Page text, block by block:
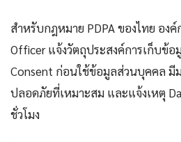
สำหรับกฎหมาย PDPA ของไทย อง
Officer แจ้งวัตถุประสงค์การเก็บข้อ
Consent ก่อนใช้ข้อมูลส่วนบุคคล มี
ปลอดภัยที่เหมาะสม และแจ้งเหตุ
ชั่วโมง